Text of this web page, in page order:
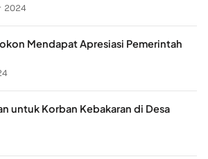
2024
Mendapat Apresiasi Pemerintah
untuk Korban Kebakaran di Desa